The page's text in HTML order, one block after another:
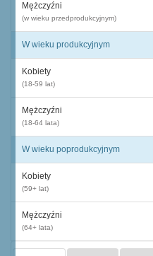
Mężczyźni
(w wieku przedprodukcyjnym)
W wieku produkcyjnym
Kobiety
(18-59 lat)
Mężczyźni
(18-64 lata)
W wieku poprodukcyjnym
Kobiety
(59+ lat)
Mężczyźni
(64+ lata)